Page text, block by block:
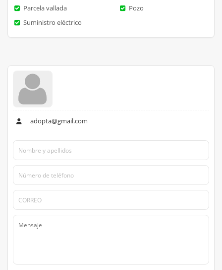
Parcela vallada
Pozo
Suministro eléctrico
adopta@gmail.com